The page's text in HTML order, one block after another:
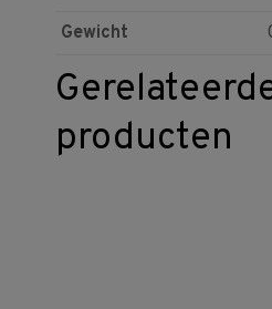
Gewicht
producten